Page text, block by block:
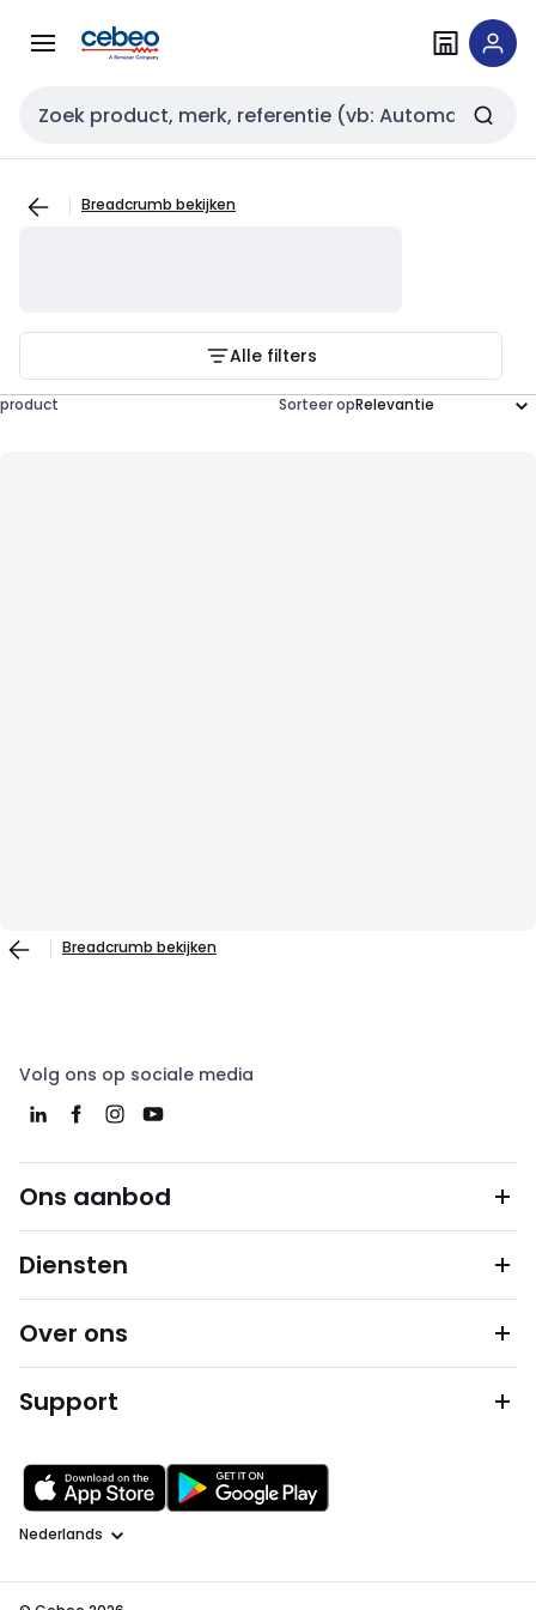
naar
naar
Zoekveld invoer
Breadcrumb bekijken
Alle filters
product Sorteer op
Breadcrumb bekijken
Volg ons op sociale media
Ons aanbod
Diensten
Over ons
Support
Taal